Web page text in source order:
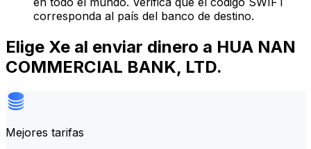
corresponda al país del banco de destino.
Elige Xe al enviar dinero a HUA NAN
COMMERCIAL BANK, LTD.
Mejores tarifas